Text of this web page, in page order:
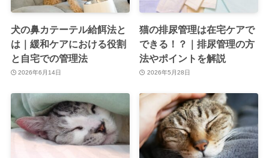
犬の鼻カテーテル給餌法と
は｜緩和ケアにおける役割
と自宅での管理法
2026年6月14日
猫の排尿管理は在宅ケアで
できる！？｜排尿管理の方
法やポイントを解説
2026年5月28日